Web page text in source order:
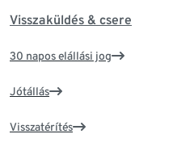
Visszaküldés & csere
30 napos elállási jog
Jótállás
Visszatérítés